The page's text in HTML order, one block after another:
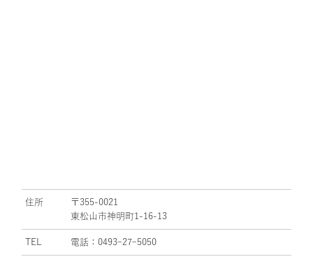
住所
〒355-0021
東松山市神明町1-16-13
TEL 電話：0493ｰ27ｰ5050